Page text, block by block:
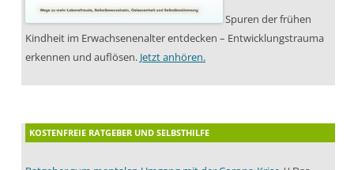
Spuren der frühen
Kindheit im Erwachsenenalter entdecken – Entwicklungstrauma
erkennen und auflösen. Jetzt anhören.
KOSTENFREIE RATGEBER UND SELBSTHILFE